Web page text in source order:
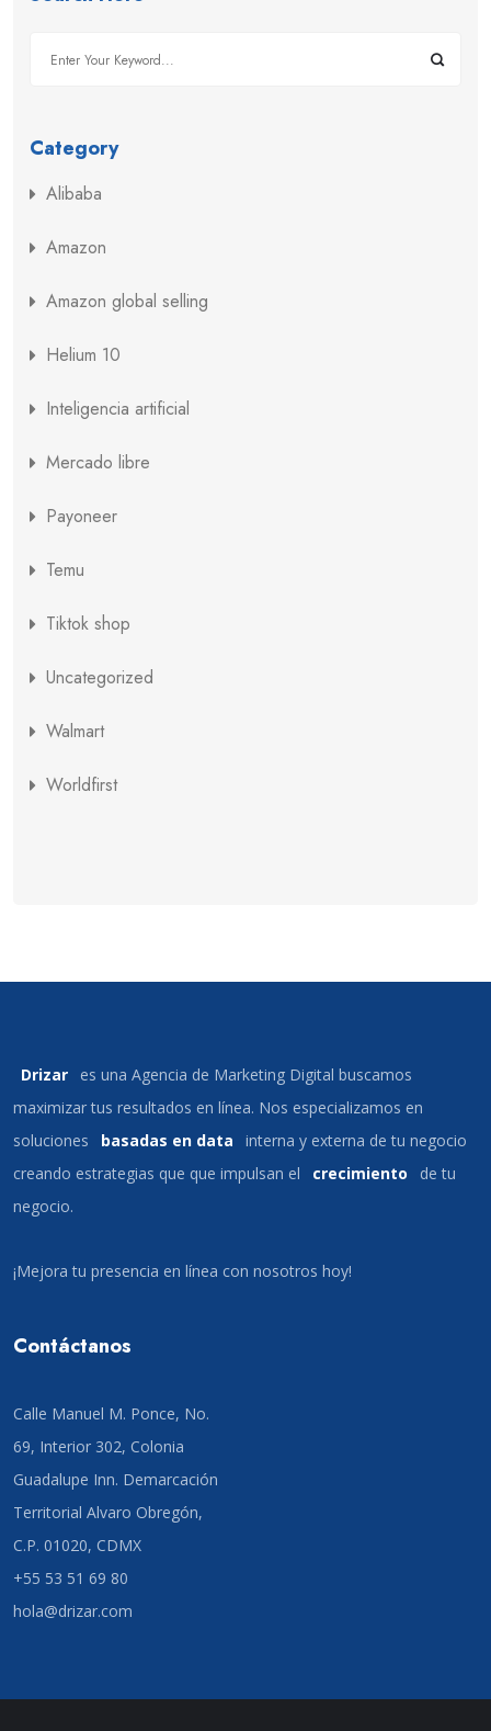
Category
Alibaba
Amazon
Amazon global selling
Helium 10
Inteligencia artificial
Mercado libre
Payoneer
Temu
Tiktok shop
Uncategorized
Walmart
Worldfirst
Drizar
es una Agencia de Marketing Digital buscamos
maximizar tus resultados en línea. Nos especializamos en
soluciones
basadas en data
interna y externa de tu negocio
creando estrategias que que impulsan el
crecimiento
de tu
negocio.
¡Mejora tu presencia en línea con nosotros hoy!
Contáctanos
Calle Manuel M. Ponce, No.
69, Interior 302, Colonia
Guadalupe Inn. Demarcación
Territorial Alvaro Obregón,
C.P. 01020, CDMX
+55 53 51 69 80
hola@drizar.com